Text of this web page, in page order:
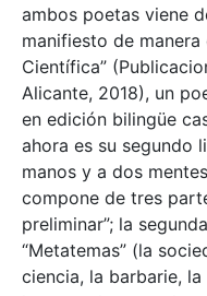
ambos poetas viene
manifiesto de manera
Científica”
Alicante, 2018), un
en edición bilingüe
ahora es su segundo
manos y a dos
compone de tres
preliminar”; la
“Metatemas” (la
ciencia, la barbarie,